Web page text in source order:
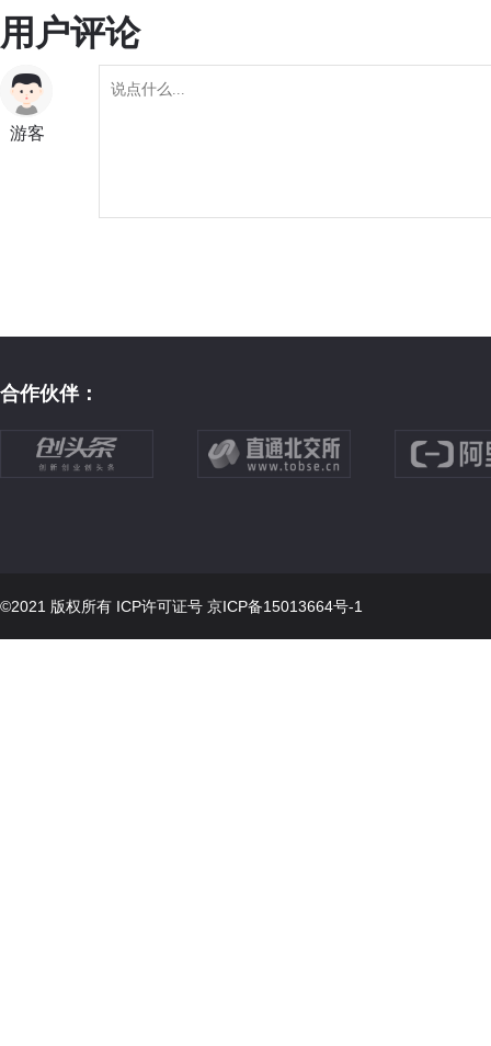
用户评论
游客
合作伙伴：
©2021 版权所有 ICP许可证号 京ICP备15013664号-1